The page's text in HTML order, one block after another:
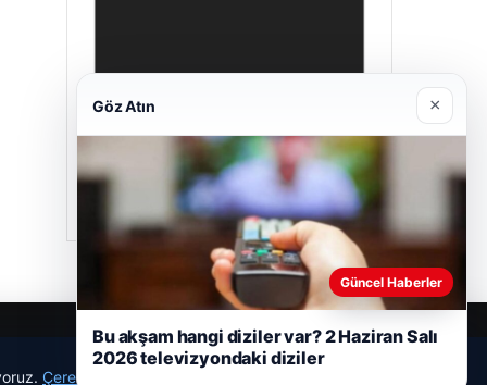
Prenses Night Club
Çerez Politikamız
Göz Atın ×
Güncel Haberler
Bu akşam hangi diziler var? 2 Haziran Salı
2026 televizyondaki diziler